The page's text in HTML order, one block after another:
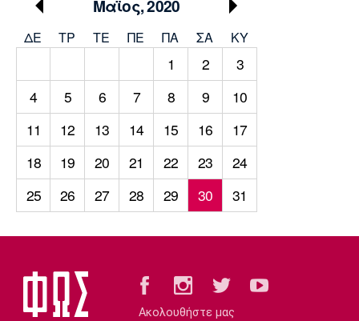
Πολιτισμός
Τραγούδια
Cine Spot
Media
Παρασκήνιο
Πρόγραμμα TV
Κηφισιά Πανσερραϊκός
Μπαρτσελόνα
Ρεάλ
Μαδρίτης
Ατλέτικο
Μαδρίτης
Μάντσεστερ
Γιουνάιτεντ
Μαϊος, 2020
ΔΕ ΤΡ TΕ ΠΕ ΠΑ ΣΑ ΚΥ
1 2
3
4
5 6 7 8 9
10
11
12 13 14 15 16
17
18
19 20 21 22 23
24
25
26 27 28 29 30 31
Ακολουθήστε μας